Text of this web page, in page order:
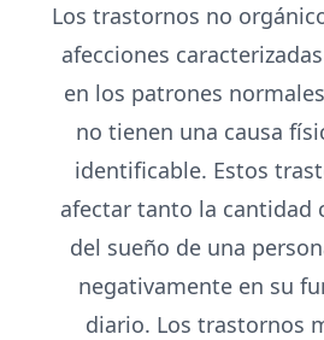
Los trastornos no
afecciones
en los patrones
no tienen una causa
identificable. Estos
afectar tanto la cantidad
del sueño de una
negativamente en su
diario. Los trastornos